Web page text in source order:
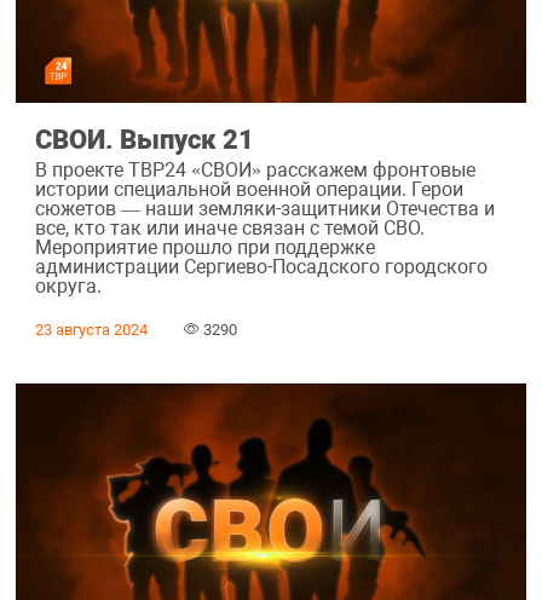
СВОИ. Выпуск 21
В проекте ТВР24 «СВОИ» расскажем фронтовые
истории специальной военной операции. Герои
сюжетов — наши земляки-защитники Отечества и
все, кто так или иначе связан с темой СВО.
Мероприятие прошло при поддержке
администрации Сергиево-Посадского городского
округа.
23 августа 2024 3290